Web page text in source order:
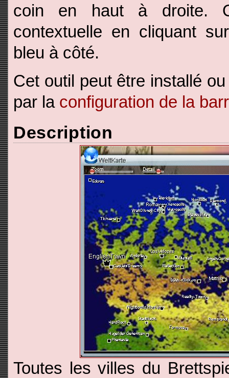
coin en haut à droite.
contextuelle en cliquant
bleu à côté.
Cet outil peut être installé
par la configuration de la
Description
Toutes les villes du